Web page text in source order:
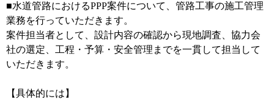
■水道管路におけるPPP案件について、管路工事の施工管理
業務を行っていただきます。
案件担当者として、設計内容の確認から現地調査、協力会
社の選定、工程・予算・安全管理までを一貫して担当して
いただきます。
【具体的には】